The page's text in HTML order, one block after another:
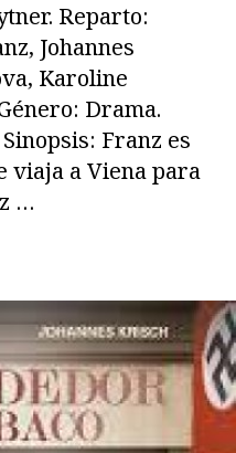
Reparto:
Johannes
Karoline
Drama.
Franz es
viaja a Viena para
…